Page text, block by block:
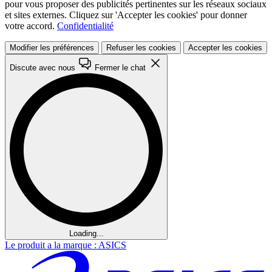
pour vous proposer des publicités pertinentes sur les réseaux sociaux
et sites externes. Cliquez sur 'Accepter les cookies' pour donner
votre accord. Confidentialité
Modifier les préférences Refuser les cookies Accepter les cookies
Discute avec nous Fermer le chat
Loading...
Le produit a la marque : ASICS